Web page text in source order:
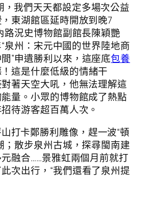
，我們天天都設定多場次公益
東湖館區延時開放到晚7
路況史博物館副館長陳穎艷
泉州：宋元中國的世界陸地商
”申遺勝利以來，這座底包養
這是什麼低級的情緒干
著天空大吼，他無法理解這
量。小眾的博物館成了熱點
待游客超百萬人次。
打卡鄭勝利雕像，趕一波“頓
；散步泉州古城，探尋閩南建
融合……景雅虹兩個月前就打
次出行，“我們還看了泉州提